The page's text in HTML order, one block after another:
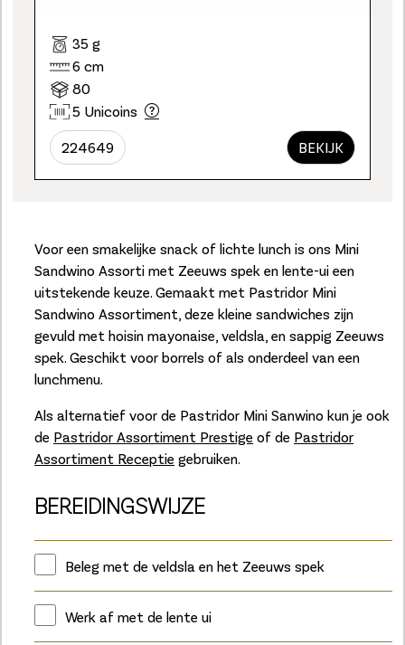
35 g
6 cm
80
5 Unicoins
224649 BEKIJK
Voor een smakelijke snack of lichte lunch is ons Mini
Sandwino Assorti met Zeeuws spek en lente-ui een
uitstekende keuze. Gemaakt met Pastridor Mini
Sandwino Assortiment, deze kleine sandwiches zijn
gevuld met hoisin mayonaise, veldsla, en sappig Zeeuws
spek. Geschikt voor borrels of als onderdeel van een
lunchmenu.
Als alternatief voor de Pastridor Mini Sanwino kun je ook
de Pastridor Assortiment Prestige of de Pastridor
Assortiment Receptie gebruiken.
BEREIDINGSWIJZE
Beleg met de veldsla en het Zeeuws spek
Werk af met de lente ui